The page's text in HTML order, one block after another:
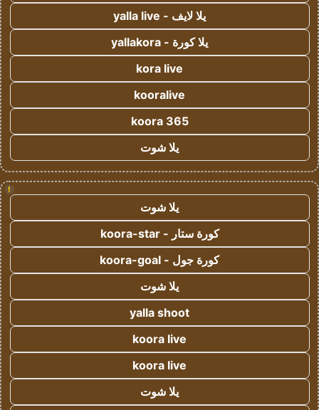
يلا لايف - yalla live
يلا كورة - yallakora
kora live
kooralive
koora 365
يلا شوت
!
يلا شوت
كورة ستار - koora-star
كورة جول - koora-goal
يلا شوت
yalla shoot
koora live
koora live
يلا شوت